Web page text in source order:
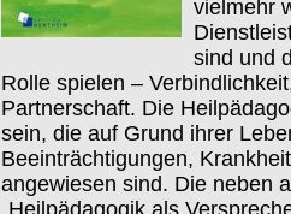
vielmehr
sind und
Rolle spielen –
Partnerschaft. Die
sein, die auf Grund ihrer
Beeinträchtigungen,
angewiesen sind. Die neben
„Heilpädagogik als